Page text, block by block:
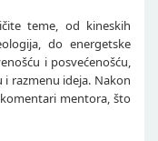
teme, od kineskih
do energetske
i posvećenošću,
razmenu ideja. Nakon
mentora, što